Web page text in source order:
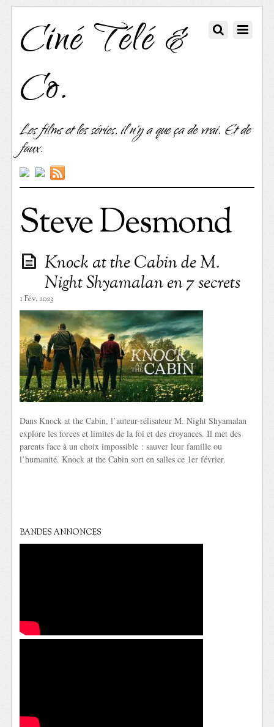
Ciné Télé &
Co.
Les films et les séries, il n'y a que ça de vrai. Et de
faux.
Steve Desmond
Knock at the Cabin de M.
Night Shyamalan en 7 secrets
1 Fév. 2023
Dans Knock at the Cabin, l’auteur-rélisateur M. Night Shyamalan
explore les forces et limites de la foi et des croyances. Il met des
parents face à un choix impossible : sauver leur famille ou
l’humanité. Knock at the Cabin sort en salles ce 1er février.
BANDES ANNONCES